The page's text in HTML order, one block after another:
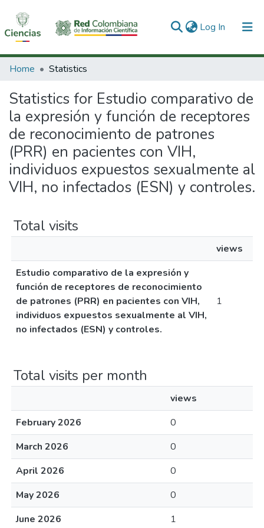
Log In (current)
Communities & Collections
All of DSpace
Home Statistics
Statistics for Estudio comparativo de
la expresión y función de receptores
de reconocimiento de patrones
(PRR) en pacientes con VIH,
individuos expuestos sexualmente al
VIH, no infectados (ESN) y controles.
Total visits
views
Estudio comparativo de la expresión y
función de receptores de reconocimiento
de patrones (PRR) en pacientes con VIH,
individuos expuestos sexualmente al VIH,
no infectados (ESN) y controles.
1
Total visits per month
views
February 2026
0
March 2026
0
April 2026
0
May 2026
0
June 2026
1